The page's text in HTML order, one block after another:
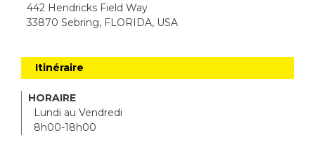
442 Hendricks Field Way
33870 Sebring, FLORIDA, USA
Itinéraire
HORAIRE
Lundi au Vendredi
8h00-18h00